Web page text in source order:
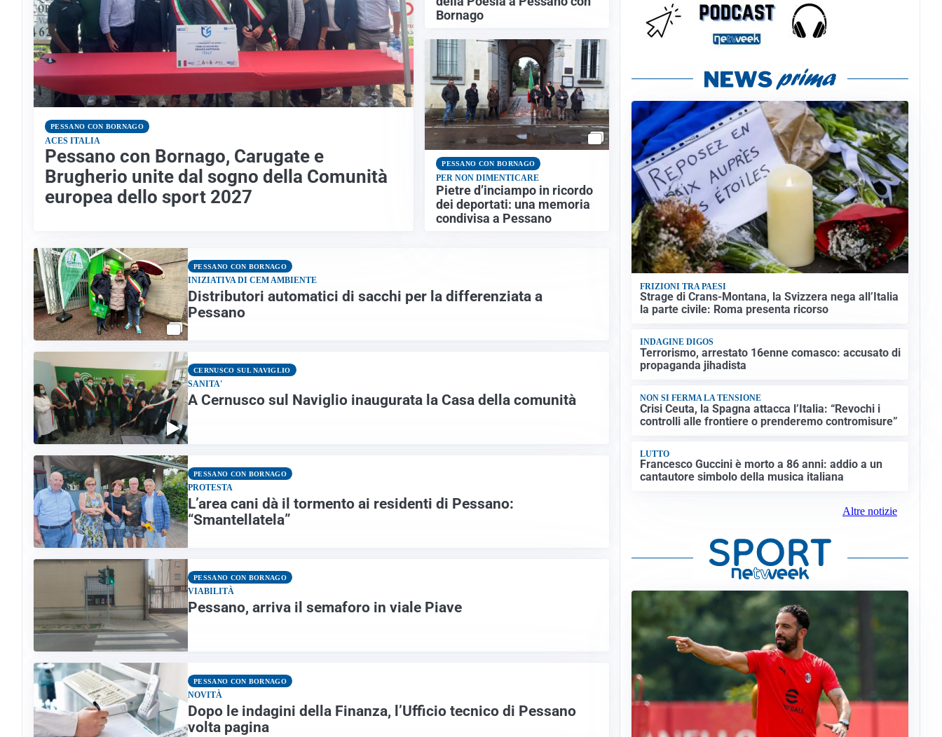
PESSANO CON BORNAGO
ACES ITALIA
Pessano con Bornago, Carugate e
Brugherio unite dal sogno della Comunità
europea dello sport 2027
Bornago
PESSANO CON BORNAGO
PER NON DIMENTICARE
Pietre d’inciampo in ricordo
dei deportati: una memoria
condivisa a Pessano
PESSANO CON BORNAGO
INIZIATIVA DI CEM AMBIENTE
Distributori automatici di sacchi per la differenziata a
Pessano
CERNUSCO SUL NAVIGLIO
SANITA'
A Cernusco sul Naviglio inaugurata la Casa della comunità
PESSANO CON BORNAGO
PROTESTA
L’area cani dà il tormento ai residenti di Pessano:
“Smantellatela”
PESSANO CON BORNAGO
VIABILITÀ
Pessano, arriva il semaforo in viale Piave
PESSANO CON BORNAGO
NOVITÀ
Dopo le indagini della Finanza, l’Ufficio tecnico di Pessano
volta pagina
FRIZIONI TRA PAESI
Strage di Crans-Montana, la Svizzera nega all’Italia
la parte civile: Roma presenta ricorso
INDAGINE DIGOS
Terrorismo, arrestato 16enne comasco: accusato di
propaganda jihadista
NON SI FERMA LA TENSIONE
Crisi Ceuta, la Spagna attacca l’Italia: “Revochi i
controlli alle frontiere o prenderemo contromisure”
LUTTO
Francesco Guccini è morto a 86 anni: addio a un
cantautore simbolo della musica italiana
Altre notizie